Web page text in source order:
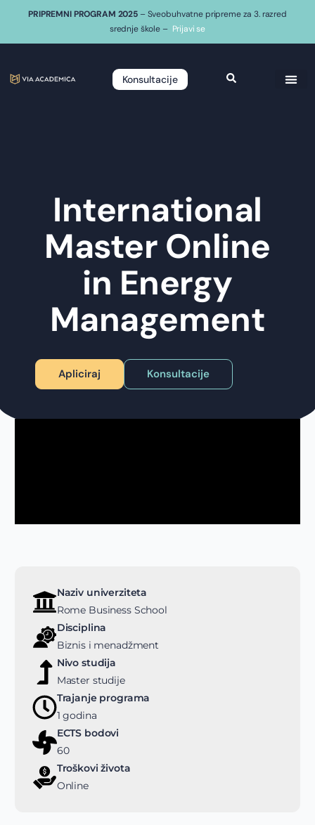
PRIPREMNI PROGRAM 2025 – Sveobuhvatne pripreme za 3. razred
srednje škole – Prijavi se
Konsultacije
International
Master Online
in Energy
Management​
Apliciraj Konsultacije
Naziv univerziteta
Rome Business School
Disciplina
Biznis i menadžment
Nivo studija
Master studije
Trajanje programa
1 godina
ECTS bodovi
60
Troškovi života
Online